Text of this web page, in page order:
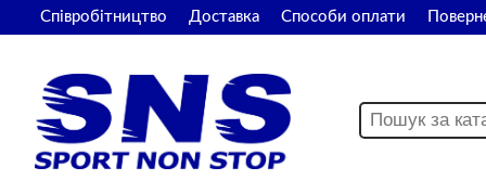
Співробітництво Доставка Способи оплати